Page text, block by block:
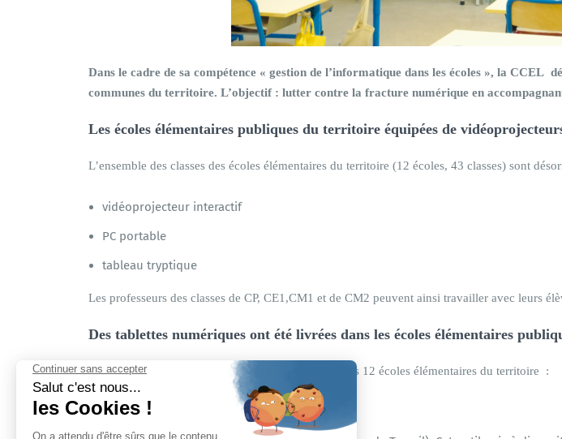
Dans le cadre de sa compétence « gestion de l’informatique dans les écoles », la CCEL
communes du territoire. L’objectif : lutter contre la fracture numérique en
Les écoles élémentaires publiques du territoire équipées de
L’ensemble des classes des écoles élémentaires du territoire (12 écoles, 43 classes) sont
vidéoprojecteur interactif
PC portable
tableau tryptique
Les professeurs des classes de CP, CE1,CM1 et de CM2 peuvent ainsi travailler avec leurs
Des tablettes numériques ont été livrées dans les écoles élémentaires
La parc informatique a été complété en 2021 dans les 12 écoles élémentaires du territoire :
Tablettes numériques